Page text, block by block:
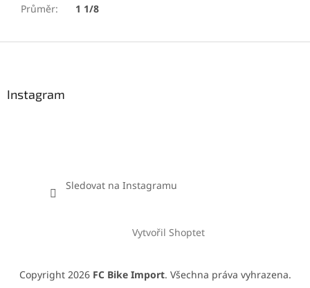
Průměr: 1 1/8
Instagram
Sledovat na Instagramu
Vytvořil Shoptet
Copyright 2026 FC Bike Import. Všechna práva vyhrazena.